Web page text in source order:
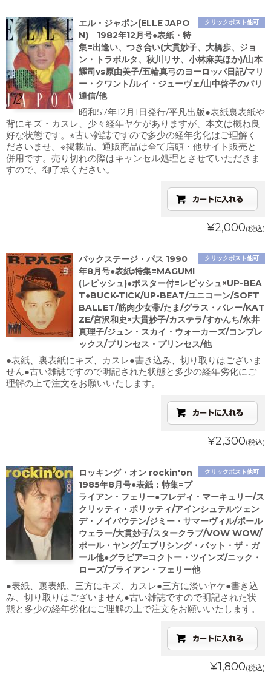
クリックポスト他可
エル・ジャポン(ELLE JAPO
N) 1982年12月号●表紙・特
集=出逢い、つき合い(大貫妙子、大橋歩、ジョ
ン・トラボルタ、秋川リサ、小林麻美ほか)/山本
耀司vs原由美子/五輪真弓のヨーロッパ日記/マリ
ー・クワント/ルイ・ジューヴェ/山中啓子のパリ
通信/他
昭和57年12月1日発行/平凡出版●表紙裏表紙や
背にキズ・カスレ、少々経年ヤケがありますが、本文は概ね良
好な状態です。※古い雑誌ですので多少の経年劣化はご理解く
ださいませ。※掲載品、通販商品は全て店頭・他サイト販売と
併用です。売り切れの際はキャンセル処理とさせていただきま
すので、御了承ください。
¥2,000(税込)
クリックポスト他可
バックステージ・パス 1990
年8月号●表紙:特集=MAGUMI
(レピッシュ)●ポスター付=レピッシュ×UP-BEA
T●BUCK-TICK/UP-BEAT/ユニコーン/SOFT
BALLET/筋肉少女帯/たま/グラス・バレー/KAT
ZE/宮沢和史×大貫妙子/カステラ/すかんち/永井
真理子/ジュン・スカイ・ウォーカーズ/コンプレ
ックス/プリンセス・プリンセス/他
●表紙、裏表紙にキズ、カスレ●書き込み、切り取りはございま
せん●古い雑誌ですので明記された状態と多少の経年劣化にご
理解の上で注文をお願いいたします。
¥2,300(税込)
クリックポスト他可
ロッキング・オン rockin'on
1985年8月号●表紙：特集=ブ
ライアン・フェリー●フレディ・マーキュリー/ス
クリッティ・ポリッティ/アインシュテルツェン
デ・ノイバウテン/ジミー・サマーヴィル/ポール
ウェラー/大貫妙子/スタークラブ/VOW WOW/
ポール・ヤング/エブリシング・バット・ザ・ガ
ール他●グラビア=コクトー・ツインズ/ニック・
ローズ/ブライアン・フェリー他
●表紙、裏表紙、三方にキズ、カスレ●三方に淡いヤケ●書き込
み、切り取りはございません●古い雑誌ですので明記された状
態と多少の経年劣化にご理解の上で注文をお願いいたします。
¥1,800(税込)